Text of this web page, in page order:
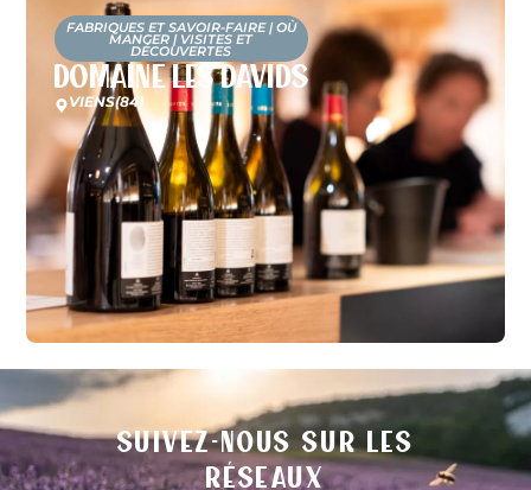
FABRIQUES ET SAVOIR-FAIRE|OÙ
MANGER | VISITES ET
DÉCOUVERTES
Domaine Les Davids
VIENS(84)
Suivez-nous sur les
réseaux